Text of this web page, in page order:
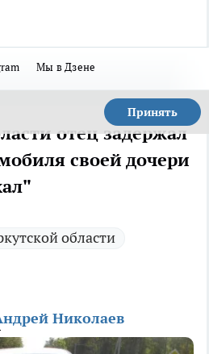
Мы в Дзене
Принять
отец задержал
своей дочери
области
Николаев